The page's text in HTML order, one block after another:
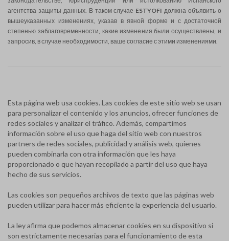
агентства защиты данных. В таком случае ESTYOFI должна объявить о
вышеуказанных изменениях, указав в явной форме и с достаточной
степенью заблаговременности, какие изменения были осуществлены, и
запросив, в случае необходимости, ваше согласие с этими изменениями.
Esta página web usa cookies. Las cookies de este sitio web se usan
para personalizar el contenido y los anuncios, ofrecer funciones de
redes sociales y analizar el tráfico. Además, compartimos
información sobre el uso que haga del sitio web con nuestros
partners de redes sociales, publicidad y análisis web, quienes
pueden combinarla con otra información que les haya
proporcionado o que hayan recopilado a partir del uso que haya
hecho de sus servicios.
Las cookies son pequeños archivos de texto que las páginas web
pueden utilizar para hacer más eficiente la experiencia del usuario.
La ley afirma que podemos almacenar cookies en su dispositivo si
son estrictamente necesarias para el funcionamiento de esta